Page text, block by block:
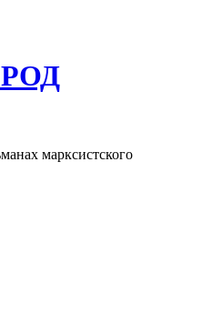
марксистского